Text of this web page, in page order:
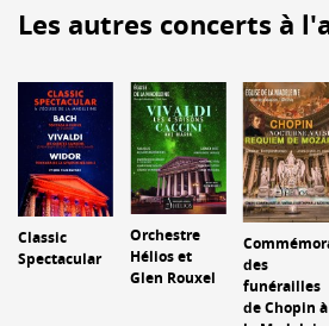
Les autres concerts à
Classic
Spectacular
Orchestre
Hélios et
Glen Rouxel
des
funérailles
de Chopin à